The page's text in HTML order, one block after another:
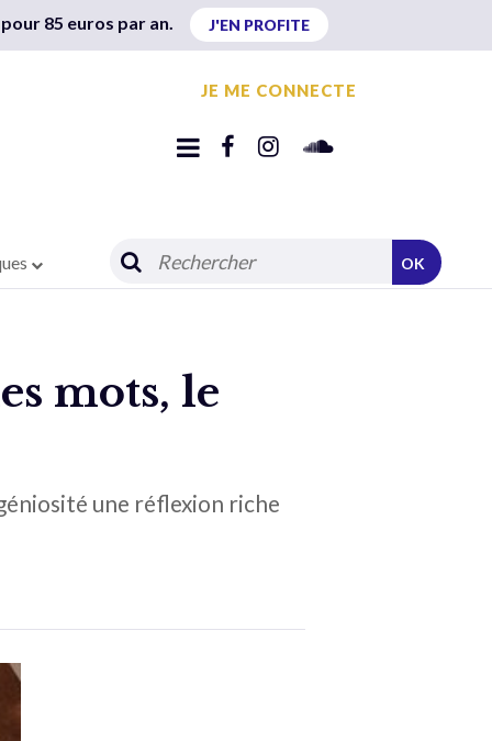
85 euros par an. J'EN PROFITE
JE ME CONNECTE
OK
mots, le
une réflexion riche